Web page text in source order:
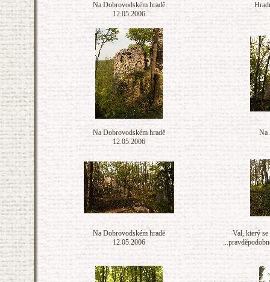
Na Dobrovodském hradě
12.05.2006
Na Dobrovodském hradě
12.05.2006
Na
Na Dobrovodském hradě
12.05.2006
Val, který se